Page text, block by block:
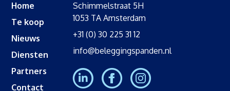
Home
Te koop
Nieuws
Diensten
Partners
Contact
Schimmelstraat 5H
1053 TA Amsterdam
+31 (0) 30 225 31 12
info@beleggingspanden.nl